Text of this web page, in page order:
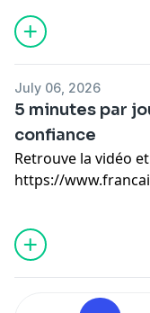
July 06, 2026
5 minutes par
confiance
Retrouve la vidéo
https://